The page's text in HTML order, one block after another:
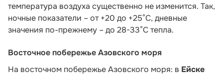
температура воздуха существенно не изменится. Так,
ночные показатели – от +20 до +25°С, дневные
значения по-прежнему – до 28-33°С тепла.
Восточное побережье Азовского моря
На восточном побережье Азовского моря: в Ейске